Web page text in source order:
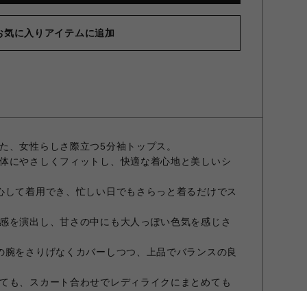
気に入りアイテムに追加
、女性らしさ際立つ5分袖トップス。
にやさしくフィットし、快適な着心地と美しいシ
して着用でき、忙しい日でもさらっと着るだけでス
を演出し、甘さの中にも大人っぽい色気を感じさ
をさりげなくカバーしつつ、上品でバランスの良
も、スカート合わせでレディライクにまとめても